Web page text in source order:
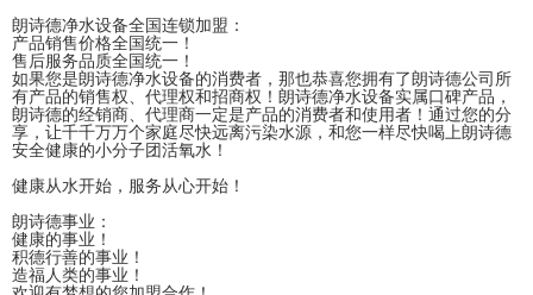
朗诗德净水设备全国连锁加盟：
产品销售价格全国统一！
售后服务品质全国统一！
如果您是朗诗德净水设备的消费者，那也恭喜您拥有了朗诗德公司所
有产品的销售权、代理权和招商权！朗诗德净水设备实属口碑产品，
朗诗德的经销商、代理商一定是产品的消费者和使用者！通过您的分
享，让千千万万个家庭尽快远离污染水源，和您一样尽快喝上朗诗德
安全健康的小分子团活氧水！
健康从水开始，服务从心开始！
朗诗德事业：
健康的事业！
积德行善的事业！
造福人类的事业！